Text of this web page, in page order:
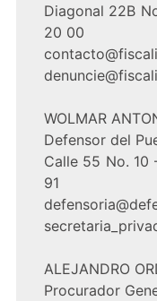
Diagonal 22B
20 00
WOLMAR
Defensor del
Calle 55 No. 10
91
ALEJANDRO
Procurador